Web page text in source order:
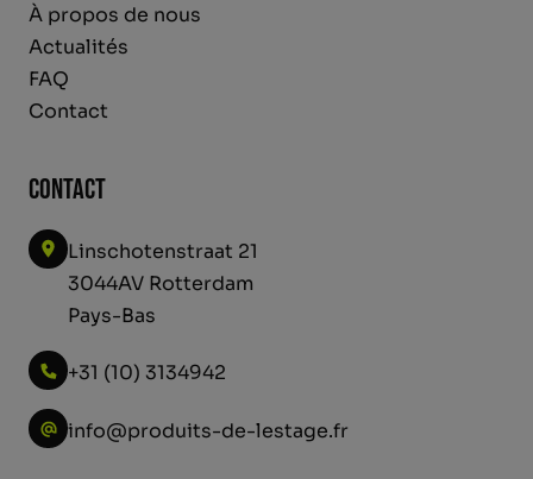
À propos de nous
Actualités
FAQ
Contact
Contact
Linschotenstraat 21
3044AV Rotterdam
Pays-Bas
+31 (10) 3134942
info@produits-de-lestage.fr